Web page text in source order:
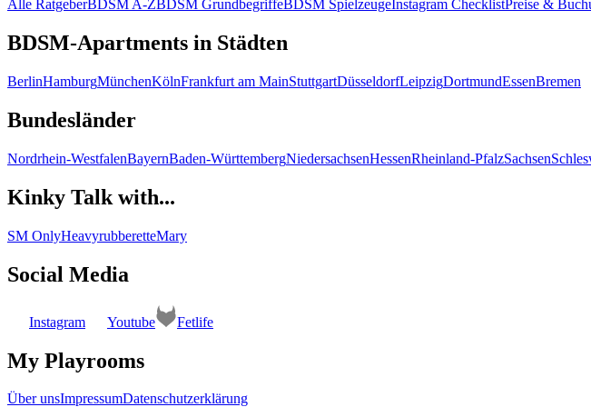
Alle RatgeberBDSM A-ZBDSM GrundbegriffeBDSM SpielzeugeInstagram ChecklistPreise &
BDSM-Apartments in Städten
BerlinHamburgMünchenKölnFrankfurt am MainStuttgartDüsseldorfLeipzigDortmundEssenBremen
Bundesländer
Nordrhein-WestfalenBayernBaden-WürttembergNiedersachsenHessenRheinland-PfalzSachsen
Kinky Talk with...
SM OnlyHeavyrubberetteMary
Social Media
Instagram Youtube Fetlife
My Playrooms
Über unsImpressumDatenschutzerklärung